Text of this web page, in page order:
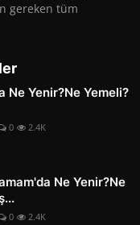
gereken tüm
Ne Yenir?Ne Yemeli?
0 2.4K
Ne Yenir?Ne
0 2.4K